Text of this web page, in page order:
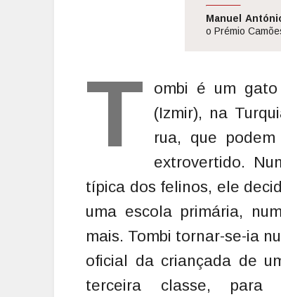
Manuel
o Prémio
T ombi é um
(Izmir), na
rua, que
extrovertido.
típica dos felinos, ele
uma escola primária,
mais. Tombi tornar-se-ia
oficial da criançada de
terceira classe,